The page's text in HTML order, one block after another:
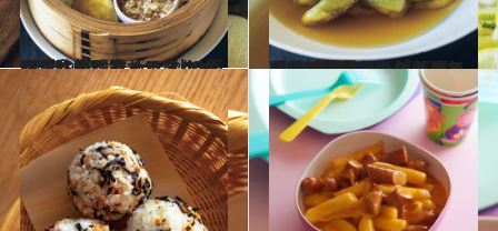
2025.9.27
バジルが香る「エスニック豆乳鍋」でぐっすり快眠！ 料理家・ワタナベマキさんに教わる“秋の薬膳ごはん”
グルメ 2025.9.28
《秋の薬膳レシピ》万年冷え対策、むくみ解消に…料理家・ワタナベマキさんが教える「ラムとねぎのシナモン炒め」「なすのすだちマリネ」
グルメ